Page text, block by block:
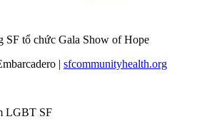
SF tổ chức Gala Show of Hope
| sfcommunityhealth.org
LGBT SF